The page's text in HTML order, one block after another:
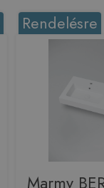
Rendelésre